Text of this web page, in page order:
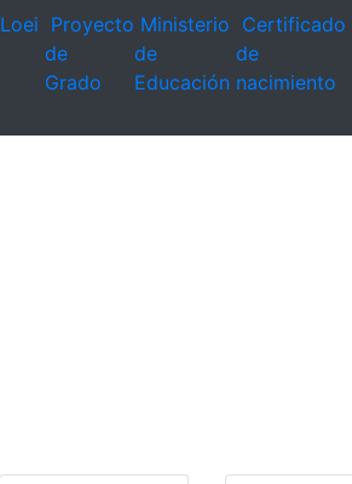
Loei Proyecto
de
Grado
Ministerio
de
Educación
Certificado
de
nacimiento